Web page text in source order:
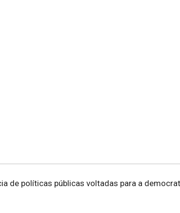
de políticas públicas voltadas para a